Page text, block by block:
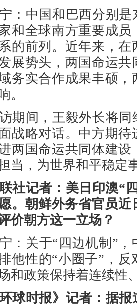
：中国和巴西分别
和全球南方重要成
的前列。近年来，
展势头，两国命运
务实合作成果丰硕
。
期间，王毅外长将
战略对话。中方期
两国命运共同体建
当，为世界和平稳定
社记者：美日印澳“
。朝鲜外务省官员
价朝方这一立场？
：关于“四边机制”
他性的“小圈子”，
和政策保持着连续性
环球时报》记者：据